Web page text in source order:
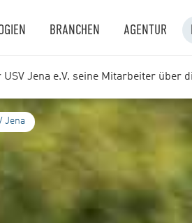
BRANCHEN AGENTUR
Jena
Jena e.V. seine Mitarbeiter über